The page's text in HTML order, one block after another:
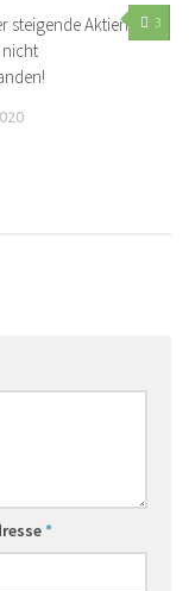
3
steigende Aktien?
nicht
*